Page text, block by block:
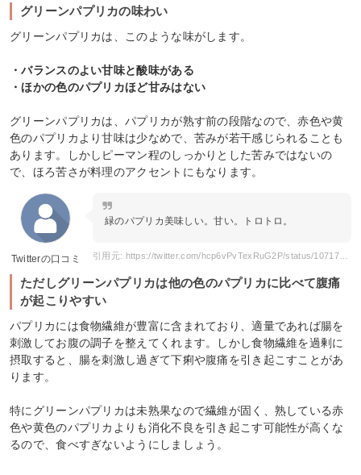
グリーンパプリカの味わい
グリーンパプリカは、このような味がします。
・バランスのよい甘味と酸味がある
・ほかの色のパプリカほど甘みはない
グリーンパプリカは、パプリカが熟す前の段階なので、赤色や黄
色のパプリカより甘味は少なめで、苦みが若干感じられることも
あります。しかしピーマン程のしっかりとした苦みではないの
で、ほろ苦さが料理のアクセントにもなります。
Twitterの口コミ
緑のパプリカ美味しい。甘い。トロトロ。
引用元: https://twitter.com/hcp6vPvTexRuG2P/status/1071750522301046784?ref_src=twsrc%5Etfw
ただしグリーンパプリカは他の色のパプリカに比べて腹痛
が起こりやすい
パプリカには食物繊維が豊富に含まれており、適量であれば腸を
刺激してお腹の調子を整えてくれます。しかし食物繊維を過剰に
摂取すると、腸を刺激し過ぎて下痢や腹痛を引き起こすことがあ
ります。
特にグリーンパプリカは未熟果なので繊維が固く、熟している赤
色や黄色のパプリカよりも消化不良を引き起こす可能性が高くな
るので、食べすぎないようにしましょう。